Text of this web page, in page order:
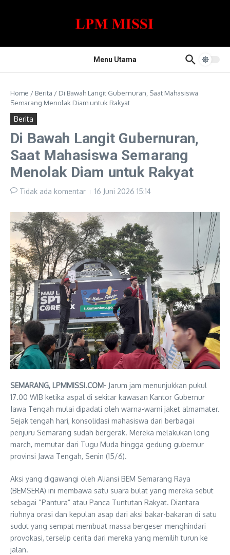
Menu Utama
Home / Berita / Di Bawah Langit Gubernuran, Saat Mahasiswa
Semarang Menolak Diam untuk Rakyat
Berita
Di Bawah Langit Gubernuran,
Saat Mahasiswa Semarang
Menolak Diam untuk Rakyat
Tidak ada komentar 16 Juni 2026 15:14
SEMARANG, LPMMISSI.COM- Jarum jam menunjukkan pukul
17.00 WIB ketika aspal di sekitar kawasan Kantor Gubernur
Jawa Tengah mulai dipadati oleh warna-warni jaket almamater.
Sejak tengah hari, konsolidasi mahasiswa dari berbagai
penjuru Semarang sudah bergerak. Mereka melakukan long
march, memutar dari Tugu Muda hingga gedung gubernur
provinsi Jawa Tengah, Senin (15/6).
Aksi yang digawangi oleh Aliansi BEM Semarang Raya
(BEMSERA) ini membawa satu suara bulat yang mereka sebut
sebagai “Pantura” atau Panca Tuntutan Rakyat. Diantara
riuhnya orasi dan kepulan asap dari aksi bakar-bakaran di satu
sudut yang sempat membuat massa bergeser menghindari
provokasi, terselip cerita dari mereka yang memilih turun ke
jalan.